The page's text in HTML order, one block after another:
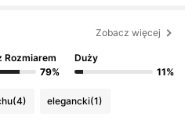
Zobacz więcej
Rozmiarem
79%
Duży
11%
(4) elegancki(1)